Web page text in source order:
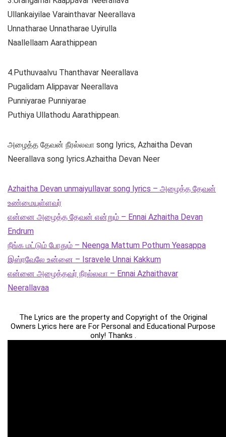
Ullankaiyilae Varainthavar Neerallava
Unnatharae Unnatharae Uyirulla
Naallellaam Aarathippean
4.Puthuvaalvu Thanthavar Neerallava
Pugalidam Alippavar Neerallava
Punniyarae Punniyarae
Puthiya Ullathodu Aarathippean.
அழைத்த தேவன் நீரல்லவா song lyrics, Azhaitha Devan
Neerallava song lyrics.Azhaitha Devan Neer
Azhaitha Devan unmaiyullavar song lyrics – அழைத்த தேவன்
உண்மையுள்ளவர்
என்னை அழைத்த தேவன் என்றும் – Ennai Azhaitha Devan
Endrum
நீங்க மட்டும் போதும் – Neenga Mattum Pothum Yeasappa
இஸ்ரவேலே உன்னை – Isravele Unnai Kakkum
என்னை அழைத்தவர் நீரல்லவா – Ennai Azhaithavar
Neerallavaa
The Lyrics are the property and Copyright of the Original
Owners Lyrics here are For Personal and Educational Purpose
only! Thanks .